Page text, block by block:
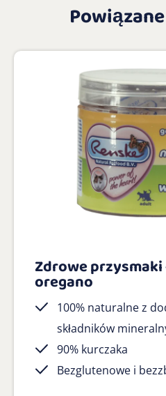
Zdrowe
oregano
100% naturalne z
składników
90% kurczaka
Bezglutenowe i